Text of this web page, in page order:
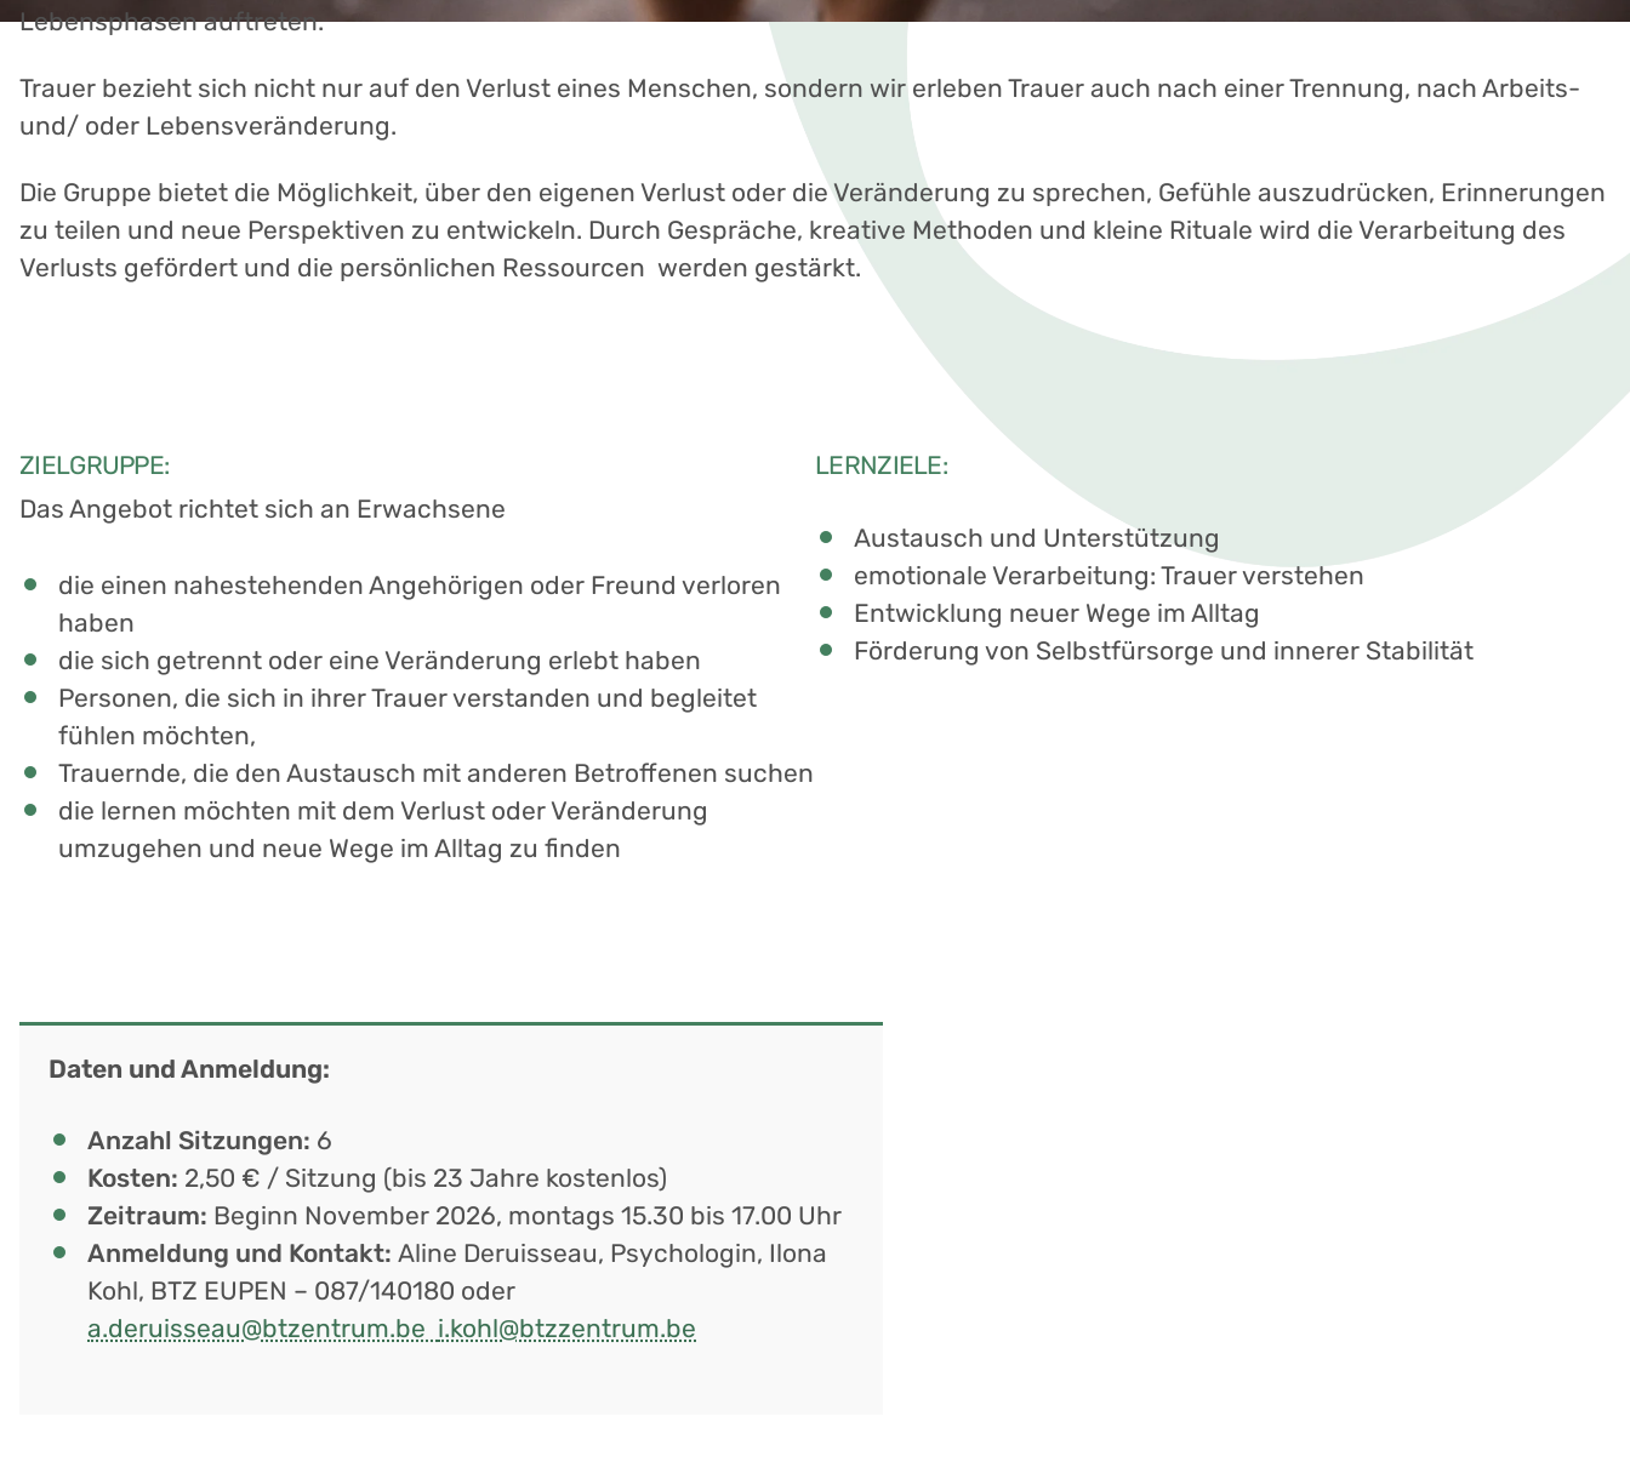
Lebensphasen auftreten.
Trauer bezieht sich nicht nur auf den Verlust eines Menschen, sondern wir erleben Trauer auch nach einer Trennung, nach Arbeits-
und/ oder Lebensveränderung.
Die Gruppe bietet die Möglichkeit, über den eigenen Verlust oder die Veränderung zu sprechen, Gefühle auszudrücken, Erinnerungen
zu teilen und neue Perspektiven zu entwickeln. Durch Gespräche, kreative Methoden und kleine Rituale wird die Verarbeitung des
Verlusts gefördert und die persönlichen Ressourcen werden gestärkt.
ZIELGRUPPE:
Das Angebot richtet sich an Erwachsene
die einen nahestehenden Angehörigen oder Freund verloren
haben
die sich getrennt oder eine Veränderung erlebt haben
Personen, die sich in ihrer Trauer verstanden und begleitet
fühlen möchten,
Trauernde, die den Austausch mit anderen Betroffenen suchen
die lernen möchten mit dem Verlust oder Veränderung
umzugehen und neue Wege im Alltag zu finden
LERNZIELE:
Austausch und Unterstützung
emotionale Verarbeitung: Trauer verstehen
Entwicklung neuer Wege im Alltag
Förderung von Selbstfürsorge und innerer Stabilität
Daten und Anmeldung:
Anzahl Sitzungen: 6
Kosten: 2,50 € / Sitzung (bis 23 Jahre kostenlos)
Zeitraum: Beginn November 2026, montags 15.30 bis 17.00 Uhr
Anmeldung und Kontakt: Aline Deruisseau, Psychologin, Ilona
Kohl, BTZ EUPEN – 087/140180 oder
a.deruisseau@btzentrum.be i.kohl@btzzentrum.be